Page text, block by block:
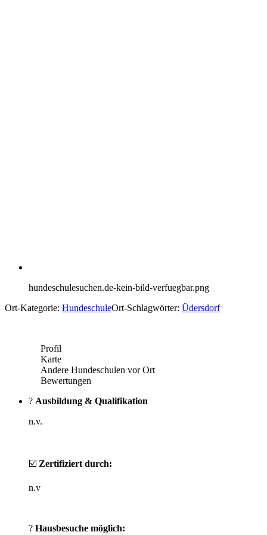
hundeschulesuchen.de-kein-bild-verfuegbar.png
Ort-Kategorie: HundeschuleOrt-Schlagwörter: Üdersdorf
Profil
Karte
Andere Hundeschulen vor Ort
Bewertungen
? Ausbildung & Qualifikation
n.v.
☑️ Zertifiziert durch:
n.v
? Hausbesuche möglich: